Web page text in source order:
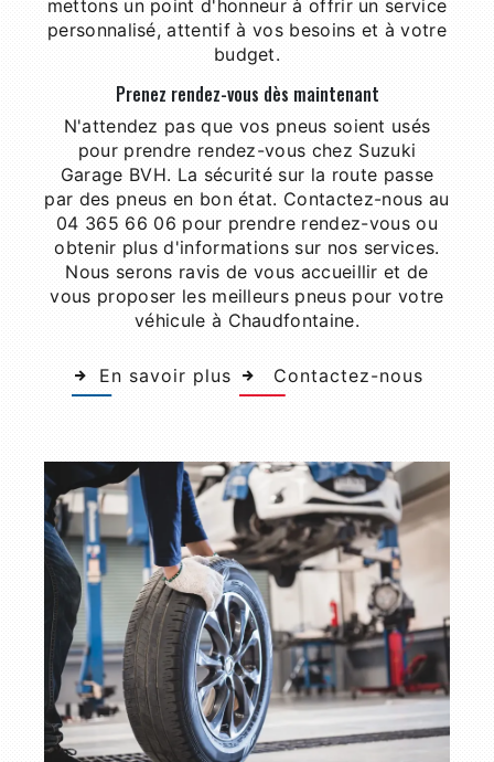
mettons un point d'honneur à offrir un service
personnalisé, attentif à vos besoins et à votre
budget.
Prenez rendez-vous dès maintenant
N'attendez pas que vos pneus soient usés
pour prendre rendez-vous chez Suzuki
Garage BVH. La sécurité sur la route passe
par des pneus en bon état. Contactez-nous au
04 365 66 06 pour prendre rendez-vous ou
obtenir plus d'informations sur nos services.
Nous serons ravis de vous accueillir et de
vous proposer les meilleurs pneus pour votre
véhicule à Chaudfontaine.
En savoir plus Contactez-nous